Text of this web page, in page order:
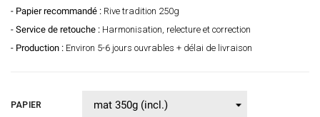
- Papier recommandé : Rive tradition 250g
- Service de retouche : Harmonisation, relecture et correction
- Production : Environ 5-6 jours ouvrables + délai de livraison
PAPIER